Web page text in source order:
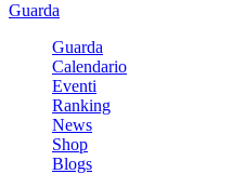
Guarda
Guarda
Calendario
Eventi
Ranking
News
Shop
Blogs